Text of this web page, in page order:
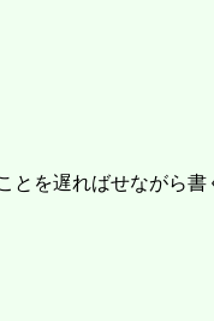
を遅ればせながら書